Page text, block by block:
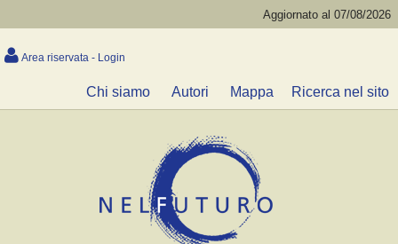
Aggiornato al 07/08/2026
Area riservata - Login
Chi siamo Autori Mappa Ricerca nel sito